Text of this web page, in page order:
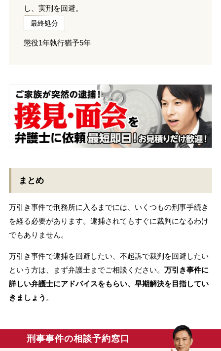
し、実刑を回避。
最終処分
懲役1年執行猶予5年
まとめ
万引き事件で刑務所に入るまでには、いくつもの刑事手続き
を経る必要があります。逮捕されてもすぐに裁判になるわけ
でもありません。
万引き事件で逮捕を回避したい、不起訴で裁判を回避したい
という方は、まず弁護士までご相談ください。 万引き事件に
詳しい弁護士にアドバイスをもらい、早期解決を目指してい
きましょう 。
刑事事件の相談予約窓口